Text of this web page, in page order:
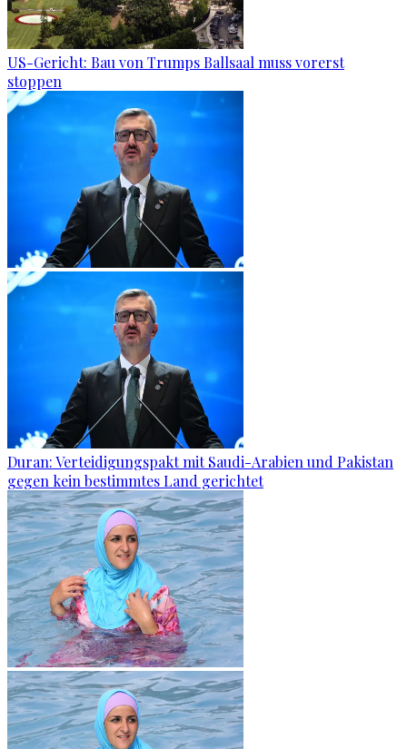
US-Gericht: Bau von Trumps Ballsaal muss vorerst
stoppen
Duran: Verteidigungspakt mit Saudi-Arabien und Pakistan
gegen kein bestimmtes Land gerichtet